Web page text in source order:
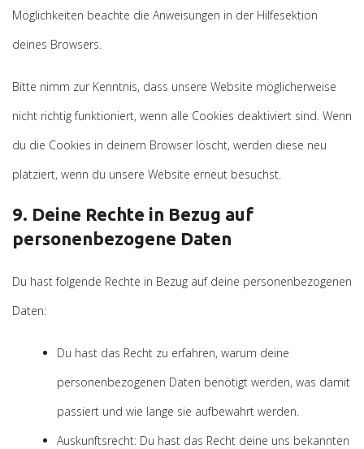
Möglichkeiten beachte die Anweisungen in der Hilfesektion
deines Browsers.
Bitte nimm zur Kenntnis, dass unsere Website möglicherweise
nicht richtig funktioniert, wenn alle Cookies deaktiviert sind. Wenn
du die Cookies in deinem Browser löscht, werden diese neu
platziert, wenn du unsere Website erneut besuchst.
9. Deine Rechte in Bezug auf
personenbezogene Daten
Du hast folgende Rechte in Bezug auf deine personenbezogenen
Daten:
Du hast das Recht zu erfahren, warum deine
personenbezogenen Daten benötigt werden, was damit
passiert und wie lange sie aufbewahrt werden.
Auskunftsrecht: Du hast das Recht deine uns bekannten